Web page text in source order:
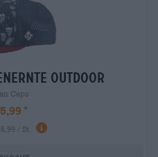
outdoor
Caps
/ St.